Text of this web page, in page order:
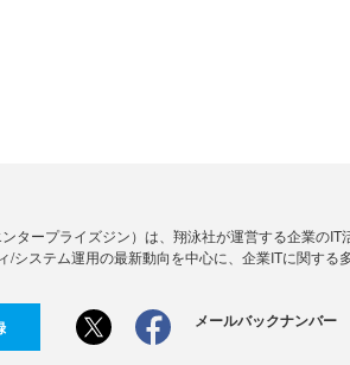
ンタープライズジン）は、翔泳社が運営する企業の
/システム運用の最新動向を中心に、企業ITに関する
メールバックナンバー